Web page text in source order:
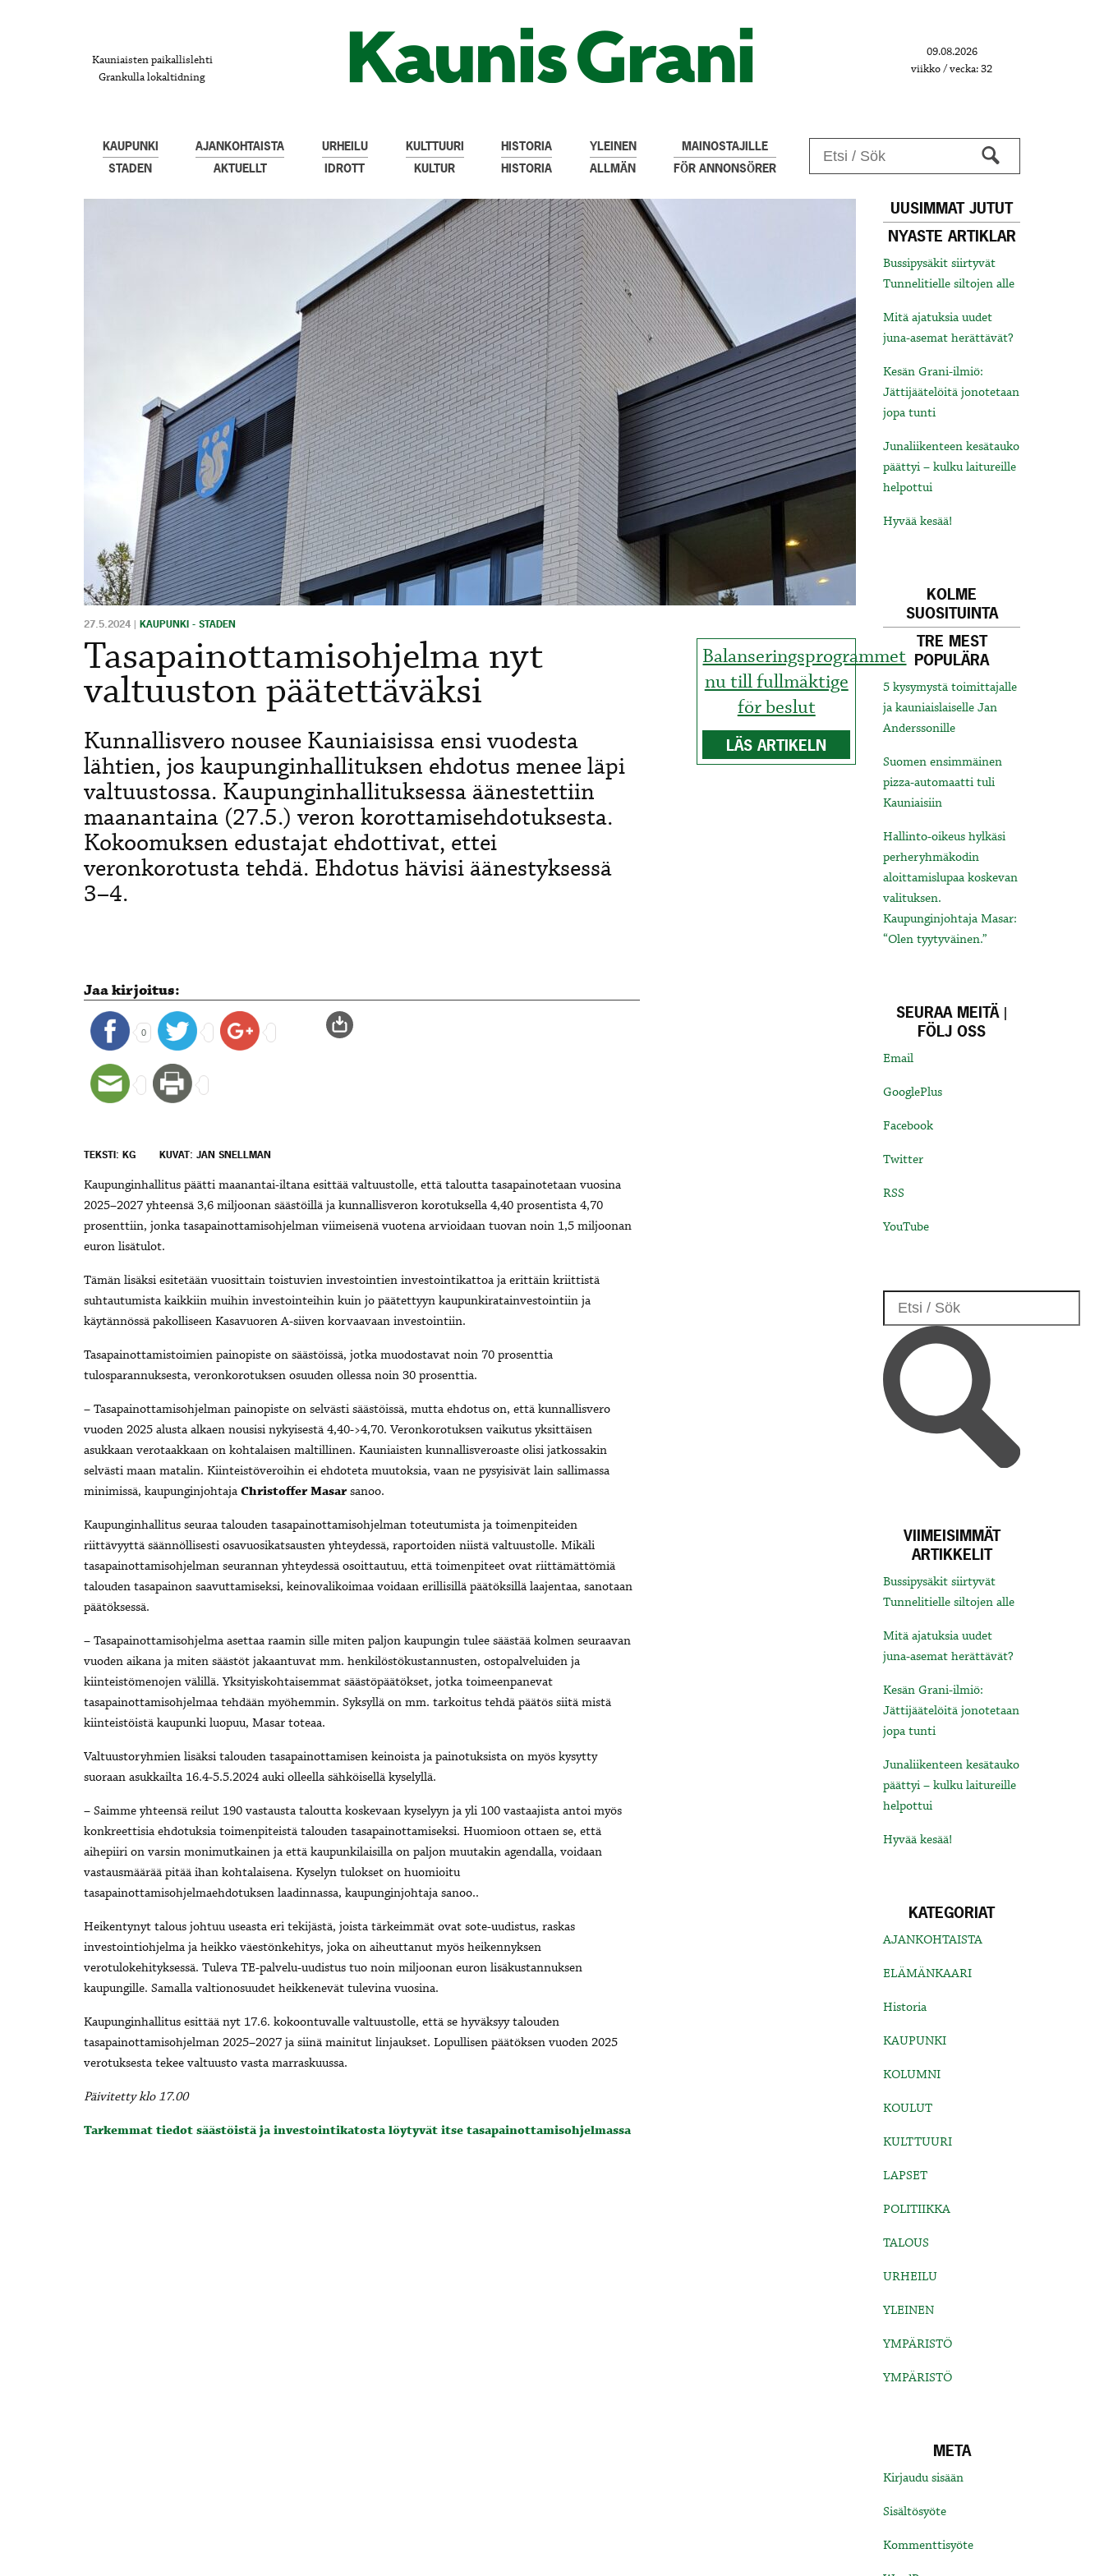
Kauniaisten paikallislehti
Grankulla lokaltidning
09.08.2026
viikko / vecka: 32
KAUPUNKI
STADEN
AJANKOHTAISTA
AKTUELLT
URHEILU
IDROTT
KULTTUURI
KULTUR
HISTORIA
HISTORIA
YLEINEN
ALLMÄN
MAINOSTAJILLE
FÖR ANNONSÖRER
Balanseringsprogrammet
nu till fullmäktige
för beslut
LÄS ARTIKELN
27.5.2024 | KAUPUNKI - STADEN
Tasapainottamisohjelma nyt
valtuuston päätettäväksi
Kunnallisvero nousee Kauniaisissa ensi vuodesta
lähtien, jos kaupunginhallituksen ehdotus menee läpi
valtuustossa. Kaupunginhallituksessa äänestettiin
maanantaina (27.5.) veron korottamisehdotuksesta.
Kokoomuksen edustajat ehdottivat, ettei
veronkorotusta tehdä. Ehdotus hävisi äänestyksessä
3–4.
Jaa kirjoitus:
0
TEKSTI: KG KUVAT: JAN SNELLMAN
Kaupunginhallitus päätti maanantai-iltana esittää valtuustolle, että taloutta tasapainotetaan vuosina
2025–2027 yhteensä 3,6 miljoonan säästöillä ja kunnallisveron korotuksella 4,40 prosentista 4,70
prosenttiin, jonka tasapainottamisohjelman viimeisenä vuotena arvioidaan tuovan noin 1,5 miljoonan
euron lisätulot.
Tämän lisäksi esitetään vuosittain toistuvien investointien investointikattoa ja erittäin kriittistä
suhtautumista kaikkiin muihin investointeihin kuin jo päätettyyn kaupunkiratainvestointiin ja
käytännössä pakolliseen Kasavuoren A-siiven korvaavaan investointiin.
Tasapainottamistoimien painopiste on säästöissä, jotka muodostavat noin 70 prosenttia
tulosparannuksesta, veronkorotuksen osuuden ollessa noin 30 prosenttia.
– Tasapainottamisohjelman painopiste on selvästi säästöissä, mutta ehdotus on, että kunnallisvero
vuoden 2025 alusta alkaen nousisi nykyisestä 4,40->4,70. Veronkorotuksen vaikutus yksittäisen
asukkaan verotaakkaan on kohtalaisen maltillinen. Kauniaisten kunnallisveroaste olisi jatkossakin
selvästi maan matalin. Kiinteistöveroihin ei ehdoteta muutoksia, vaan ne pysyisivät lain sallimassa
minimissä, kaupunginjohtaja Christoffer Masarsanoo.
Kaupunginhallitus seuraa talouden tasapainottamisohjelman toteutumista ja toimenpiteiden
riittävyyttä säännöllisesti osavuosikatsausten yhteydessä, raportoiden niistä valtuustolle. Mikäli
tasapainottamisohjelman seurannan yhteydessä osoittautuu, että toimenpiteet ovat riittämättömiä
talouden tasapainon saavuttamiseksi, keinovalikoimaa voidaan erillisillä päätöksillä laajentaa, sanotaan
päätöksessä.
– Tasapainottamisohjelma asettaa raamin sille miten paljon kaupungin tulee säästää kolmen seuraavan
vuoden aikana ja miten säästöt jakaantuvat mm. henkilöstökustannusten, ostopalveluiden ja
kiinteistömenojen välillä. Yksityiskohtaisemmat säästöpäätökset, jotka toimeenpanevat
tasapainottamisohjelmaa tehdään myöhemmin. Syksyllä on mm. tarkoitus tehdä päätös siitä mistä
kiinteistöistä kaupunki luopuu, Masar toteaa.
Valtuustoryhmien lisäksi talouden tasapainottamisen keinoista ja painotuksista on myös kysytty
suoraan asukkailta 16.4-5.5.2024 auki olleella sähköisellä kyselyllä.
– Saimme yhteensä reilut 190 vastausta taloutta koskevaan kyselyyn ja yli 100 vastaajista antoi myös
konkreettisia ehdotuksia toimenpiteistä talouden tasapainottamiseksi. Huomioon ottaen se, että
aihepiiri on varsin monimutkainen ja että kaupunkilaisilla on paljon muutakin agendalla, voidaan
vastausmäärää pitää ihan kohtalaisena. Kyselyn tulokset on huomioitu
tasapainottamisohjelmaehdotuksen laadinnassa, kaupunginjohtaja sanoo..
Heikentynyt talous johtuu useasta eri tekijästä, joista tärkeimmät ovat sote-uudistus, raskas
investointiohjelma ja heikko väestönkehitys, joka on aiheuttanut myös heikennyksen
verotulokehityksessä. Tuleva TE-palvelu-uudistus tuo noin miljoonan euron lisäkustannuksen
kaupungille. Samalla valtionosuudet heikkenevät tulevina vuosina.
Kaupunginhallitus esittää nyt 17.6. kokoontuvalle valtuustolle, että se hyväksyy talouden
tasapainottamisohjelman 2025–2027 ja siinä mainitut linjaukset. Lopullisen päätöksen vuoden 2025
verotuksesta tekee valtuusto vasta marraskuussa.
Päivitetty klo 17.00
Tarkemmat tiedot säästöistä ja investointikatosta löytyvät itse tasapainottamisohjelmassa
UUSIMMAT JUTUT
NYASTE ARTIKLAR
Bussipysäkit siirtyvät
Tunnelitielle siltojen alle
Mitä ajatuksia uudet
juna-asemat herättävät?
Kesän Grani-ilmiö:
Jättijäätelöitä jonotetaan
jopa tunti
Junaliikenteen kesätauko
päättyi – kulku laitureille
helpottui
Hyvää kesää!
KOLME
SUOSITUINTA
TRE MEST
POPULÄRA
5 kysymystä toimittajalle
ja kauniaislaiselle Jan
Anderssonille
Suomen ensimmäinen
pizza-automaatti tuli
Kauniaisiin
Hallinto-oikeus hylkäsi
perheryhmäkodin
aloittamislupaa koskevan
valituksen.
Kaupunginjohtaja Masar:
“Olen tyytyväinen.”
SEURAA MEITÄ |
FÖLJ OSS
Email
GooglePlus
Facebook
Twitter
RSS
YouTube
VIIMEISIMMÄT
ARTIKKELIT
Bussipysäkit siirtyvät
Tunnelitielle siltojen alle
Mitä ajatuksia uudet
juna-asemat herättävät?
Kesän Grani-ilmiö:
Jättijäätelöitä jonotetaan
jopa tunti
Junaliikenteen kesätauko
päättyi – kulku laitureille
helpottui
Hyvää kesää!
KATEGORIAT
AJANKOHTAISTA
ELÄMÄNKAARI
Historia
KAUPUNKI
KOLUMNI
KOULUT
KULTTUURI
LAPSET
POLITIIKKA
TALOUS
URHEILU
YLEINEN
YMPÄRISTÖ
YMPÄRISTÖ
META
Kirjaudu sisään
Sisältösyöte
Kommenttisyöte